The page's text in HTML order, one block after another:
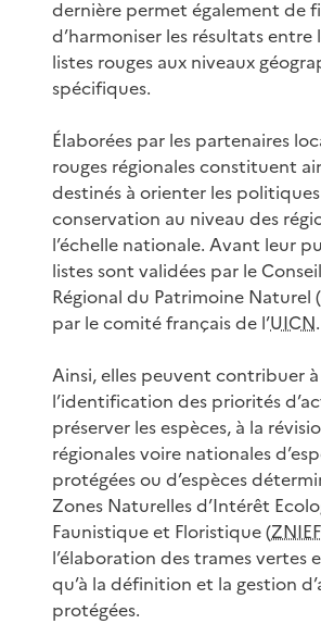
dernière permet également de
d’harmoniser les résultats
listes rouges aux niveaux
spécifiques.
Élaborées par les partenaires
rouges régionales constituent
destinés à orienter les
conservation au niveau des
l’échelle nationale. Avant leur
listes sont validées par le
Régional du Patrimoine Naturel
par le comité français de l’UICN.
Ainsi, elles peuvent contribuer à
l’identification des priorités
préserver les espèces, à la
régionales voire nationales
protégées ou d’espèces
Zones Naturelles d’Intérêt
Faunistique et Floristique (
l’élaboration des trames vertes
qu’à la définition et la gestion
protégées.